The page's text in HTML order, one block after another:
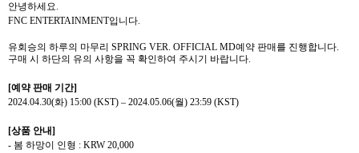
안녕하세요.
FNC ENTERTAINMENT입니다.
유회승의 하루의 마무리 SPRING VER. OFFICIAL MD예약 판매를 진행합니다.
구매 시 하단의 유의 사항을 꼭 확인하여 주시기 바랍니다.
[예약 판매 기간]
2024.04.30(화) 15:00 (KST) – 2024.05.06(월) 23:59 (KST)
[상품 안내]
- 봄 하망이 인형 : KRW 20,000